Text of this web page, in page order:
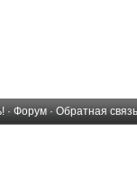
· Форум · Обратная связь